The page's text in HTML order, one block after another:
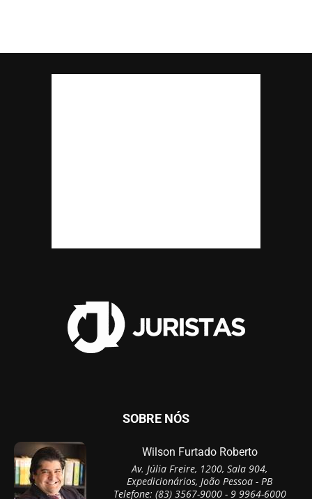
SOBRE NÓS
Wilson Furtado Roberto
Av. Júlia Freire, 1200, Sala 904,
Expedicionários, João Pessoa - PB
Telefone: (83) 3567-9000 - 9 9964-6000